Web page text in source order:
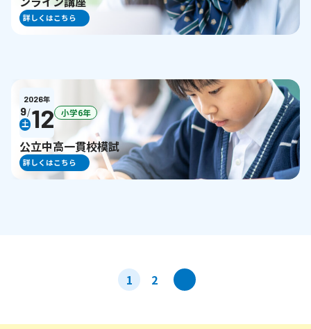
詳しくはこちら
2026年
9/12
土
小学6年
公立中高一貫校模試
詳しくはこちら
1 2